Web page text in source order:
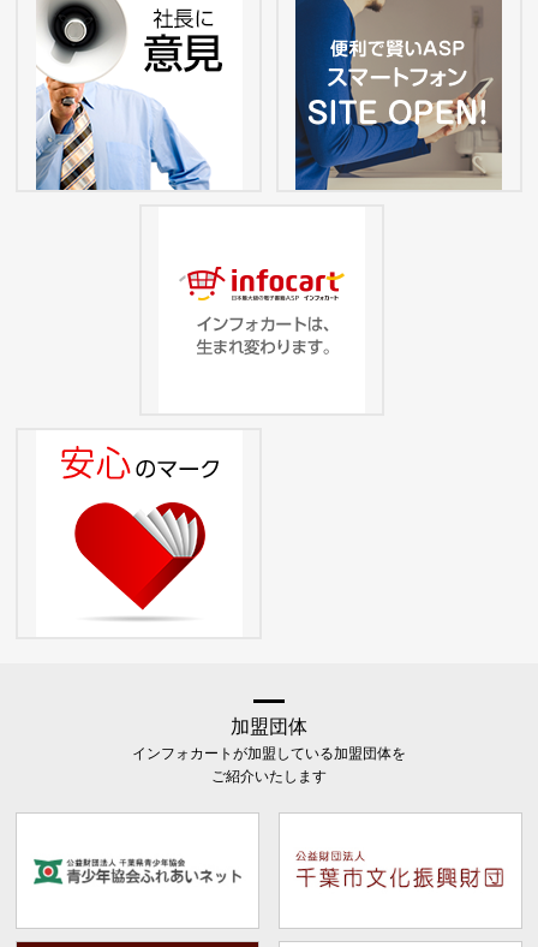
加盟団体
インフォカートが加盟している加盟団体を
ご紹介いたします